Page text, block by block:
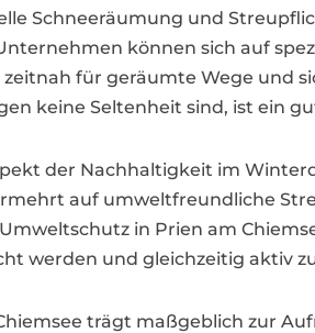
Schneeräumung und
können sich auf
für geräumte Wege und
keine Seltenheit sind, ist ein
der Nachhaltigkeit im
auf umweltfreundliche
in Prien am
werden und gleichzeitig aktiv
trägt maßgeblich zur